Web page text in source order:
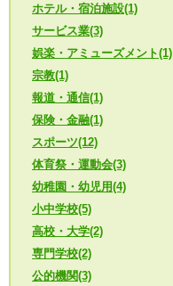
ホテル・宿泊施設(1)
サービス業(3)
娯楽・アミューズメント(1)
宗教(1)
報道・通信(1)
保険・金融(1)
スポーツ(12)
体育祭・運動会(3)
幼稚園・幼児用(4)
小中学校(5)
高校・大学(2)
専門学校(2)
公的機関(3)